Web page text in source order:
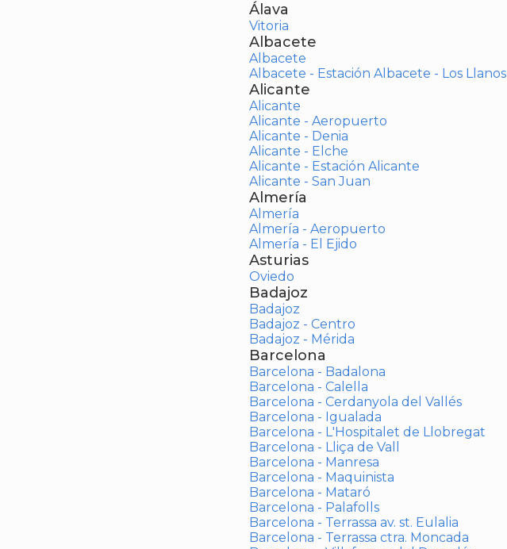
Álava
Vitoria
Albacete
Albacete
Albacete - Estación Albacete - Los Llanos
Alicante
Alicante
Alicante - Aeropuerto
Alicante - Denia
Alicante - Elche
Alicante - Estación Alicante
Alicante - San Juan
Almería
Almería
Almería - Aeropuerto
Almería - El Ejido
Asturias
Oviedo
Badajoz
Badajoz
Badajoz - Centro
Badajoz - Mérida
Barcelona
Barcelona - Badalona
Barcelona - Calella
Barcelona - Cerdanyola del Vallés
Barcelona - Igualada
Barcelona - L'Hospitalet de Llobregat
Barcelona - Lliça de Vall
Barcelona - Manresa
Barcelona - Maquinista
Barcelona - Mataró
Barcelona - Palafolls
Barcelona - Terrassa av. st. Eulalia
Barcelona - Terrassa ctra. Moncada